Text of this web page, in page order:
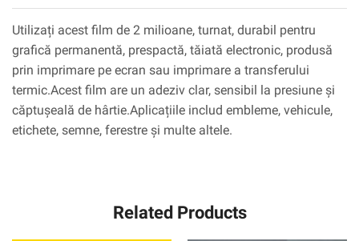
Utilizați acest film de 2 milioane, turnat, durabil pentru
grafică permanentă, prespactă, tăiată electronic, produsă
prin imprimare pe ecran sau imprimare a transferului
termic.Acest film are un adeziv clar, sensibil la presiune și
căptușeală de hârtie.Aplicațiile includ embleme, vehicule,
etichete, semne, ferestre și multe altele.
Related Products